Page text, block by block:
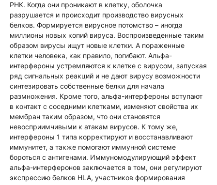
РНК. Когда они проникают в клетку, оболочка
разрушается и происходит производство вирусных
белков. Формируется вирусное потомство – иногда
миллионы новых копий вируса. Воспроизведенные таким
образом вирусы ищут новые клетки. А пораженные
клетки человека, как правило, погибают. Альфа-
интерфероны устремляются к клетке с вирусом, запуская
ряд сигнальных реакций и не дают вирусу возможности
синтезировать собственные белки для начала
размножения. Кроме того, альфа-интерфероны вступают
в контакт с соседними клетками, изменяют свойства их
мембран таким образом, что они становятся
невосприимчивыми к атакам вирусов. К тому же,
интерфероны 1 типа корректируют и восстанавливают
иммунитет, а также помогают иммунной системе
бороться с антигенами. Иммуномодулирующий эффект
альфа-интерферонов заключается в том, они регулируют
экспрессию белков HLA, участников формирования